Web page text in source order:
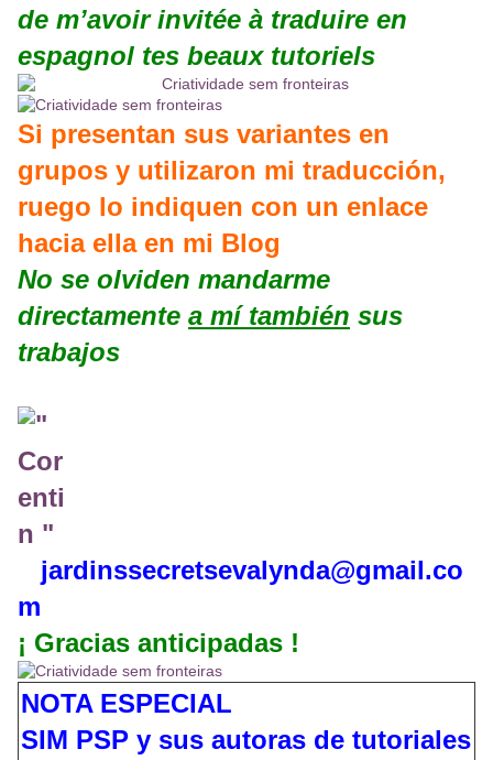
de m’avoir invitée à traduire en
espagnol tes beaux tutoriels
Si presentan sus variantes en
grupos y utilizaron mi traducción,
ruego lo indiquen con un enlace
hacia ella en mi Blog
No se olviden mandarme
directamente a mí también sus
trabajos
jardinssecretsevalynda@gmail.co
m
¡ Gracias anticipadas !
NOTA ESPECIAL
SIM PSP y sus autoras de tutoriales